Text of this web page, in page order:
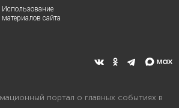
Использование
материалов сайта
портал о главных событиях в